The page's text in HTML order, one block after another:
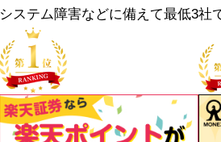
システム障害などに備えて最低3社